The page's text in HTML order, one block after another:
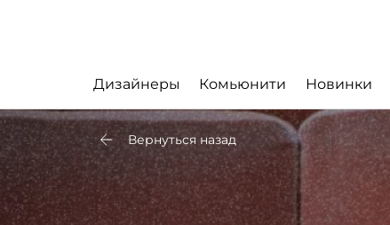
Дизайнеры Комьюнити Новинки
Вернуться назад